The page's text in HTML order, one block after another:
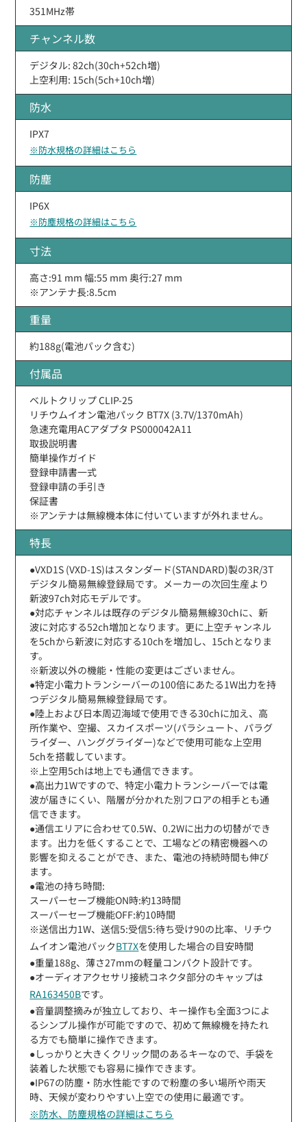
351MHz帯
チャンネル数
デジタル: 82ch(30ch+52ch増)
上空利用: 15ch(5ch+10ch増)
防水
IPX7
※防水規格の詳細はこちら
防塵
IP6X
※防塵規格の詳細はこちら
寸法
高さ:91 mm 幅:55 mm 奥行:27 mm
※アンテナ長:8.5cm
重量
約188g(電池パック含む)
付属品
ベルトクリップ CLIP-25
リチウムイオン電池パック BT7X (3.7V/1370mAh)
急速充電用ACアダプタ PS000042A11
取扱説明書
簡単操作ガイド
登録申請書一式
登録申請の手引き
保証書
※アンテナは無線機本体に付いていますが外れません。
特長
●VXD1S (VXD-1S)はスタンダード(STANDARD)製の3R/3T
デジタル簡易無線登録局です。メーカーの次回生産より
新波97ch対応モデルです。
●対応チャンネルは既存のデジタル簡易無線30chに、新
波に対応する52ch増加となります。更に上空チャンネル
を5chから新波に対応する10chを増加し、15chとなりま
す。
※新波以外の機能・性能の変更はございません。
●特定小電力トランシーバーの100倍にあたる1W出力を持
つデジタル簡易無線登録局です。
●陸上および日本周辺海域で使用できる30chに加え、高
所作業や、空撮、スカイスポーツ(パラシュート、パラグ
ライダー、ハンググライダー)などで使用可能な上空用
5chを搭載しています。
※上空用5chは地上でも通信できます。
●高出力1Wですので、特定小電力トランシーバーでは電
波が届きにくい、階層が分かれた別フロアの相手とも通
信できます。
●通信エリアに合わせて0.5W、0.2Wに出力の切替ができ
ます。出力を低くすることで、工場などの精密機器への
影響を抑えることができ、また、電池の持続時間も伸び
ます。
●電池の持ち時間:
スーパーセーブ機能ON時:約13時間
スーパーセーブ機能OFF:約10時間
※送信出力1W、送信5:受信5:待ち受け90の比率、リチウ
ムイオン電池パックBT7Xを使用した場合の目安時間
●重量188g、薄さ27mmの軽量コンパクト設計です。
●オーディオアクセサリ接続コネクタ部分のキャップは
RA163450Bです。
●音量調整摘みが独立しており、キー操作も全面3つによ
るシンプル操作が可能ですので、初めて無線機を持たれ
る方でも簡単に操作できます。
●しっかりと大きくクリック間のあるキーなので、手袋を
装着した状態でも容易に操作できます。
●IP67の防塵・防水性能ですので粉塵の多い場所や雨天
時、天候が変わりやすい上空での使用に最適です。
※防水、防塵規格の詳細はこちら